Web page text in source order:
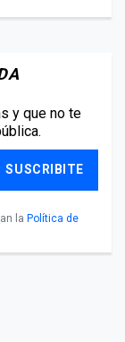
y que no te
SUSCRIBITE
la Política de